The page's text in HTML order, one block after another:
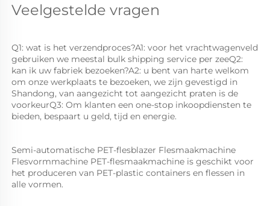
Veelgestelde vragen
Q1: wat is het verzendproces?A1: voor het vrachtwagenveld
gebruiken we meestal bulk shipping service per zeeQ2:
kan ik uw fabriek bezoeken?A2: u bent van harte welkom
om onze werkplaats te bezoeken, we zijn gevestigd in
Shandong, van aangezicht tot aangezicht praten is de
voorkeurQ3: Om klanten een one-stop inkoopdiensten te
bieden, bespaart u geld, tijd en energie.
Semi-automatische PET-flesblazer Flesmaakmachine
Flesvormmachine PET-flesmaakmachine is geschikt voor
het produceren van PET-plastic containers en flessen in
alle vormen.